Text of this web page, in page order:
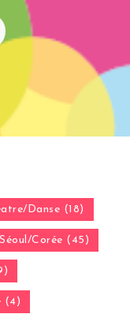
Danse (18)
Séoul/Corée (45)
(4)